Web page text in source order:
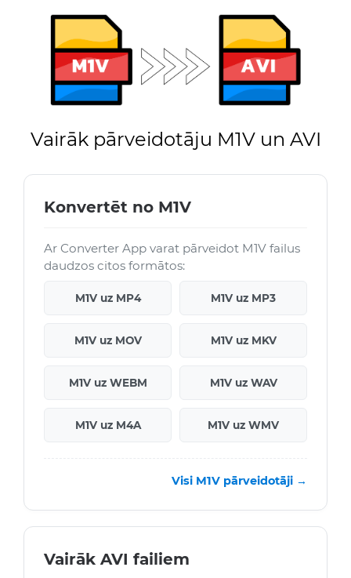
Vairāk pārveidotāju M1V un AVI
Konvertēt no M1V
Ar Converter App varat pārveidot M1V failus
daudzos citos formātos:
M1V uz MP4 M1V uz MP3
M1V uz MOV M1V uz MKV
M1V uz WEBM M1V uz WAV
M1V uz M4A M1V uz WMV
Visi M1V pārveidotāji →
Vairāk AVI failiem